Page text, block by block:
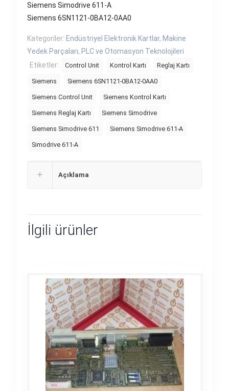
Siemens Simodrive 611-A
Siemens 6SN1121-0BA12-0AA0
Kategoriler: Endüstriyel Elektronik Kartlar, Makine
Yedek Parçaları, PLC ve Otomasyon Teknolojileri
Etiketler:
Control Unit Kontrol Kartı Reglaj Kartı
Siemens Siemens 6SN1121-0BA12-0AA0
Siemens Control Unit Siemens Kontrol Kartı
Siemens Reglaj Kartı Siemens Simodrive
Siemens Simodrive 611 Siemens Simodrive 611-A
Simodrive 611-A
Açıklama
İlgili ürünler